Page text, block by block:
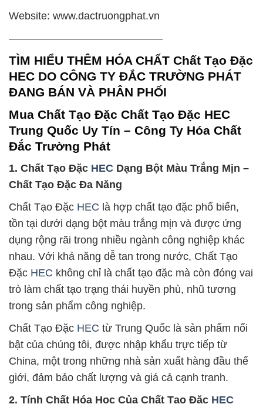
Website: www.dactruongphat.vn
——————————————–
TÌM HIỂU THÊM HÓA CHẤT Chất Tạo Đặc
HEC DO CÔNG TY ĐẮC TRƯỜNG PHÁT
ĐANG BÁN VÀ PHÂN PHỐI
Mua Chất Tạo Đặc Chất Tạo Đặc HEC
Trung Quốc Uy Tín – Công Ty Hóa Chất
Đắc Trường Phát
1. Chất Tạo Đặc HEC Dạng Bột Màu Trắng Mịn –
Chất Tạo Đặc Đa Năng
Chất Tạo Đặc HEC là hợp chất tạo đặc phổ biến,
tồn tại dưới dạng bột màu trắng mịn và được ứng
dụng rộng rãi trong nhiều ngành công nghiệp khác
nhau. Với khả năng dễ tan trong nước, Chất Tạo
Đặc HEC không chỉ là chất tạo đặc mà còn đóng vai
trò làm chất tạo trạng thái huyền phù, nhũ tương
trong sản phẩm công nghiệp.
Chất Tạo Đặc HEC từ Trung Quốc là sản phẩm nổi
bật của chúng tôi, được nhập khẩu trực tiếp từ
China, một trong những nhà sản xuất hàng đầu thế
giới, đảm bảo chất lượng và giá cả cạnh tranh.
2. Tính Chất Hóa Học Của Chất Tạo Đặc HEC